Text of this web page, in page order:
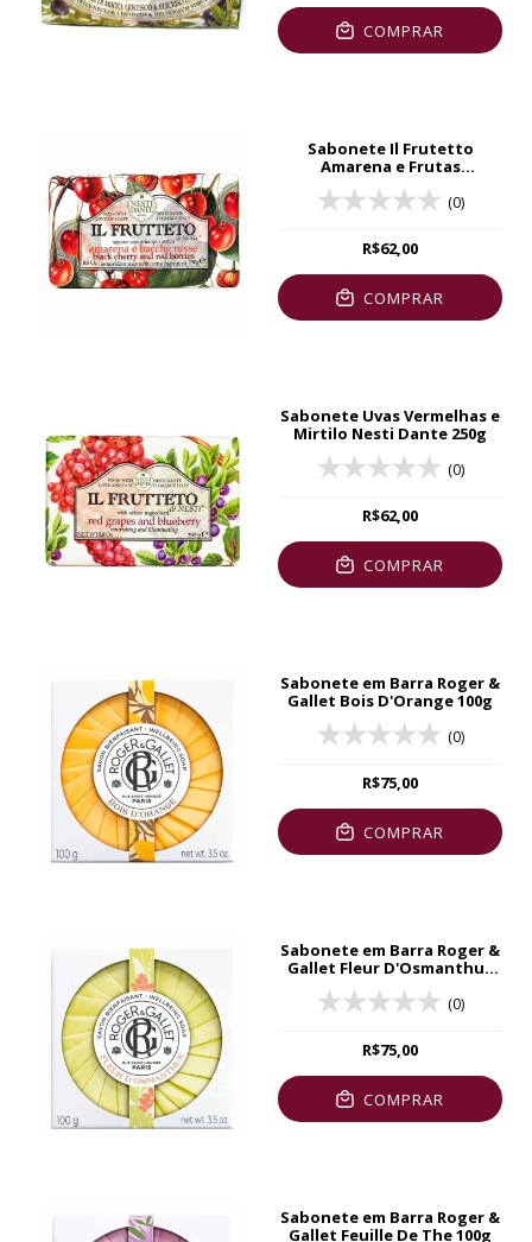
COMPRAR
Sabonete Il Frutetto
Amarena e Frutas
Vermelhas Nesti Dante
(0)
R$62,00
COMPRAR
Sabonete Uvas Vermelhas e
Mirtilo Nesti Dante 250g
(0)
R$62,00
COMPRAR
Sabonete em Barra Roger &
Gallet Bois D'Orange 100g
(0)
R$75,00
COMPRAR
Sabonete em Barra Roger &
Gallet Fleur D'Osmanthus
100g
(0)
R$75,00
COMPRAR
Sabonete em Barra Roger &
Gallet Feuille De The 100g